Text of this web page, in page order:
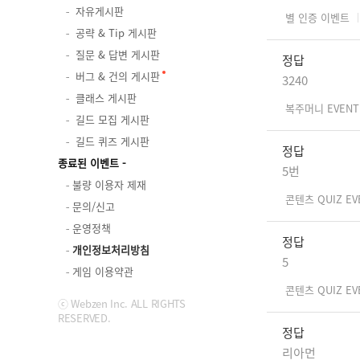
자유게시판
공략 & Tip 게시판
질문 & 답변 게시판
버그 & 건의 게시판
클래스 게시판
길드 모집 게시판
길드 퀴즈 게시판
종료된 이벤트
불량 이용자 제재
문의/신고
운영정책
개인정보처리방침
게임 이용약관
ⓒ Webzen Inc. ALL RIGHTS
RESERVED.
별 인증 이벤트
정답
3240
복주머니 EVENT
정답
5번
콘텐츠 QUIZ
정답
5
콘텐츠 QUIZ
정답
리아먼